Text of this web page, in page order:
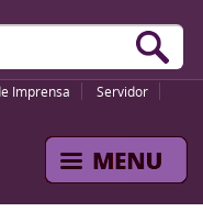
Imprensa
Servidor